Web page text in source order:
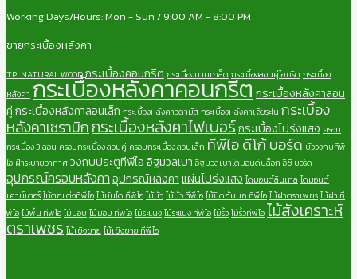
Working Days/Hours: Mon - Sun / 9:00 AM - 8:00 PM
ขายกระเบื้องหลังคา
TPI NATURAL WOODกระเบื้องคอนกรีต กระเบื้องบานเกล็ด กระเบื้องลอนคู่ไฮบริด กระเบื้อง
หลังคา กระเบื้องหลังคาคอนกรีตกระเบื้องหลังคาลอน
คู่กระเบื้องหลังคาลอนเล็ก กระเบื้องหลังคาอดามัสกระเบื้องหลังคาเจียระไน กระเบื้อง
หลังคาเซรามิกกระเบื้องหลังคาไฟเบอร์กระเบื้องโปร่งแสง ครอบ
กระเบื้อง 3 ลอน ครอบกระเบื้อง ลอนคู่ ครอบกระเบื้อง ลอนเล็ก ทีพีไอ ดีโก้ บอร์ด บัววงกบทีพี
ไอ ฝ้าระบายอากาศวงกบประตูทีพีไออิฐมวลเบา อิฐมวลเบาไดมอนด์บล็อก อีซี่ บอร์ด
อุปกรณ์ครอบหลังคาอุปกรณ์หลังคาแผ่นโปร่งแสง ไดมอนด์ลินเทล ไดมอนด์
เคาน์เตอร์ไม้ตกแต่งทีพีไอไม้บันได ทีพีไอไม้บัวไม้บัว ทีพีไอไม้ปิดกันนก ทีพีไอไม้ฝาตราเพชรไม้ฝา ที
พีไอไม้พื้น ทีพีไอไม้มอบ ไม้มอบ ทีพีไอไม้ระแนงไม้ระแนง ทีพีไอไม้รั้วไม้รั้วทีพีไอไม้สังเคราะห์
ตราเพชรไม้เชิงชาย ไม้เชิงชาย ทีพีไอ